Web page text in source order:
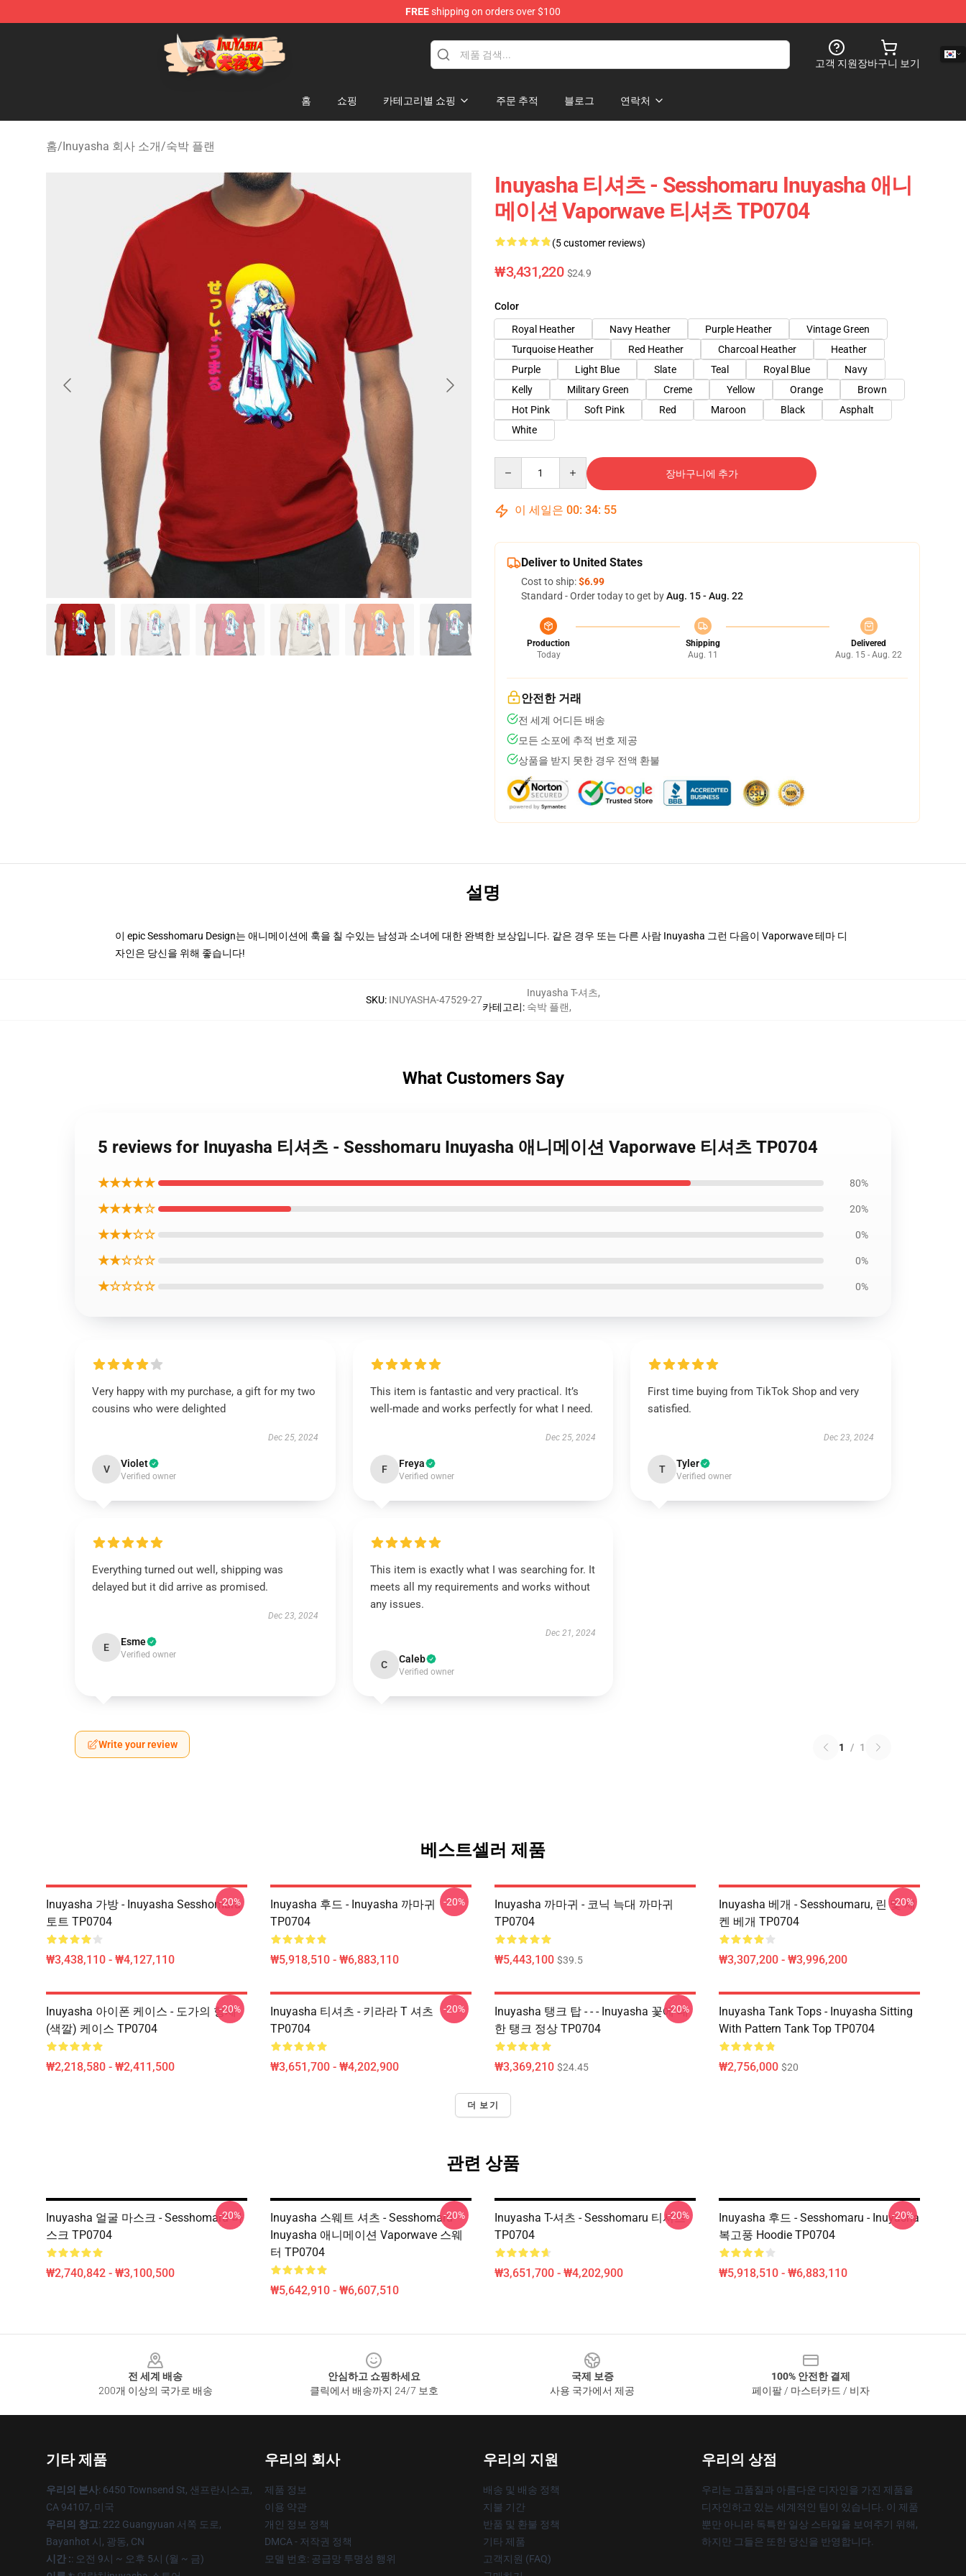
FREEshipping on orders over $100
Inuyasha Store - Official Inuyasha Merchandise Shop
고객 지원장바구니 보기
홈 쇼핑 카테고리별 쇼핑 주문 추적 블로그 연락처
홈/Inuyasha 회사 소개/숙박 플랜
Inuyasha 티셔츠 - Sesshomaru Inuyasha 애니
메이션 Vaporwave 티셔츠 TP0704
(5 customer reviews)
₩3,431,220 $24.9
Color
Royal Heather
Navy Heather Purple Heather
Vintage Green
Turquoise Heather
Red Heather Charcoal Heather
Heather
Purple
Light Blue Slate Teal Royal Blue
Navy
Kelly
Military Green Creme Yellow Orange
Brown
Hot Pink
Soft Pink Red Maroon Black
Asphalt
White
장바구니에 추가
이 세일은 00: 34: 54
Deliver to United States
Cost to ship:$6.99
Standard - Order today to get byAug. 15 - Aug. 22
Production
Today
Shipping
Aug. 11
Delivered
Aug. 15 - Aug. 22
안전한 거래
전 세계 어디든 배송
모든 소포에 추적 번호 제공
상품을 받지 못한 경우 전액 환불
설명
이 epic Sesshomaru Design는 애니메이션에 훅을 칠 수있는 남성과 소녀에 대한 완벽한 보상입니다. 같은 경우 또는 다른 사람 Inuyasha 그런 다음이 Vaporwave 테마 디
자인은 당신을 위해 좋습니다!
SKU: INUYASHA-47529-27
카테고리:
Inuyasha T-셔츠,
숙박 플랜,
What Customers Say
5 reviews for Inuyasha 티셔츠 - Sesshomaru Inuyasha 애니메이션 Vaporwave 티셔츠 TP0704
★★★★★ 80%
★★★★☆ 20%
★★★☆☆ 0%
★★☆☆☆ 0%
★☆☆☆☆ 0%
Very happy with my purchase, a gift for my two
cousins who were delighted
Dec 25, 2024
V Violet
Verified owner
This item is fantastic and very practical. It’s
well-made and works perfectly for what I need.
Dec 25, 2024
F Freya
Verified owner
First time buying from TikTok Shop and very
satisfied.
Dec 23, 2024
T Tyler
Verified owner
Everything turned out well, shipping was
delayed but it did arrive as promised.
Dec 23, 2024
E Esme
Verified owner
This item is exactly what I was searching for. It
meets all my requirements and works without
any issues.
Dec 21, 2024
C Caleb
Verified owner
Write your review 1 / 1
베스트셀러 제품
Inuyasha 가방 - Inuyasha Sesshomaru
토트 TP0704
₩3,438,110 - ₩4,127,110
-20%
Inuyasha 후드 - Inuyasha 까마귀
TP0704
₩5,918,510 - ₩6,883,110
-20%
Inuyasha 까마귀 - 코닉 늑대 까마귀
TP0704
₩5,443,100 $39.5
Inuyasha 베개 - Sesshoumaru, 린 및 재
켄 베개 TP0704
₩3,307,200 - ₩3,996,200
-20%
Inuyasha 아이폰 케이스 - 도가의 형제
(색깔) 케이스 TP0704
₩2,218,580 - ₩2,411,500
-20%
Inuyasha 티셔츠 - 키라라 T 셔츠
TP0704
₩3,651,700 - ₩4,202,900
-20%
Inuyasha 탱크 탑 - - - Inuyasha 꽃에 대
한 탱크 정상 TP0704
₩3,369,210 $24.45
-20%
Inuyasha Tank Tops - Inuyasha Sitting
With Pattern Tank Top TP0704
₩2,756,000 $20
더 보기
관련 상품
Inuyasha 얼굴 마스크 - Sesshomaru 마
스크 TP0704
₩2,740,842 - ₩3,100,500
-20%
Inuyasha 스웨트 셔츠 - Sesshomaru
Inuyasha 애니메이션 Vaporwave 스웨
터 TP0704
₩5,642,910 - ₩6,607,510
-20%
Inuyasha T-셔츠 - Sesshomaru 티셔츠
TP0704
₩3,651,700 - ₩4,202,900
-20%
Inuyasha 후드 - Sesshomaru - Inuyasha
복고풍 Hoodie TP0704
₩5,918,510 - ₩6,883,110
-20%
전 세계 배송
200개 이상의 국가로 배송
안심하고 쇼핑하세요
클릭에서 배송까지 24/7 보호
국제 보증
사용 국가에서 제공
100% 안전한 결제
페이팔 / 마스터카드 / 비자
기타 제품
우리의 본사: 6450 Townsend St, 샌프란시스코,
CA 94107, 미국
우리의 창고: 222 Guangyuan 서쪽 도로,
Bayanhot 시, 광동, CN
시간 :: 오전 9시 ~ 오후 5시 (월 ~ 금)
우리의 회사
제품 정보
이용 약관
개인 정보 정책
DMCA - 저작권 정책
모델 번호: 공급망 투명성 행위
우리의 지원
배송 및 배송 정책
지불 기간
반품 및 환불 정책
기타 제품
고객지원 (FAQ)
우리의 상점
우리는 고품질과 아름다운 디자인을 가진 제품을
디자인하고 있는 세계적인 팀이 있습니다. 이 제품
뿐만 아니라 독특한 일상 스타일을 보여주기 위해,
하지만 그들은 또한 당신을 반영합니다.